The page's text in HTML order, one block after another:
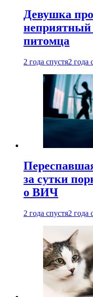
Девушка
неприятный
питомца
2 года спустя2 года
за сутки
о ВИЧ
2 года спустя2 года